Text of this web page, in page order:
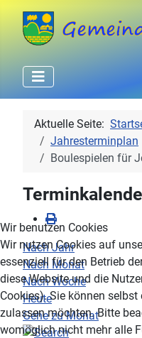
Aktuelle Seite:
Jahresterminplan
Boulespielen für
Nach Jahr
Nach Monat
Nach Woche
Heute
Gehe zu Monat
Wir benutzen Cookies
Wir nutzen Cookies auf
essenziell für den Betrieb
diese Website und die
Cookies). Sie können
zulassen möchten. Bitte
womöglich nicht mehr alle